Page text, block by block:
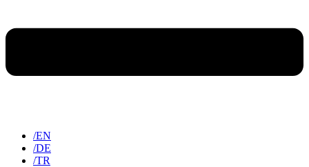
/EN
/DE
/TR